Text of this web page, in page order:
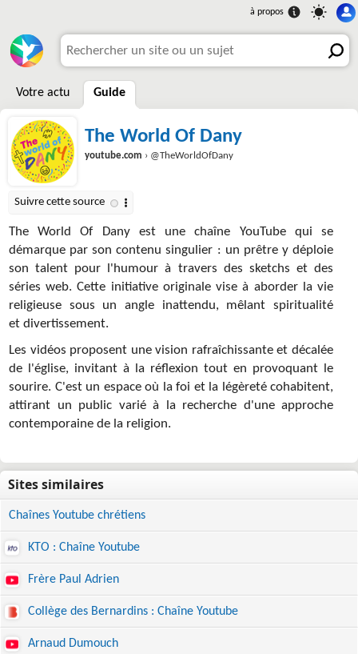
Votre actu Guide
The World Of Dany
youtube.com › @TheWorldOfDany
The World Of Dany est une chaîne YouTube qui se
démarque par son contenu singulier : un prêtre y déploie
son talent pour l'humour à travers des sketchs et des
séries web. Cette initiative originale vise à aborder la vie
religieuse sous un angle inattendu, mêlant spiritualité
et divertissement.
Les vidéos proposent une vision rafraîchissante et décalée
de l'église, invitant à la réflexion tout en provoquant le
sourire. C'est un espace où la foi et la légèreté cohabitent,
attirant un public varié à la recherche d'une approche
contemporaine de la religion.
Chaînes Youtube chrétiens
KTO : Chaîne Youtube
Frère Paul Adrien
Collège des Bernardins : Chaîne Youtube
Arnaud Dumouch